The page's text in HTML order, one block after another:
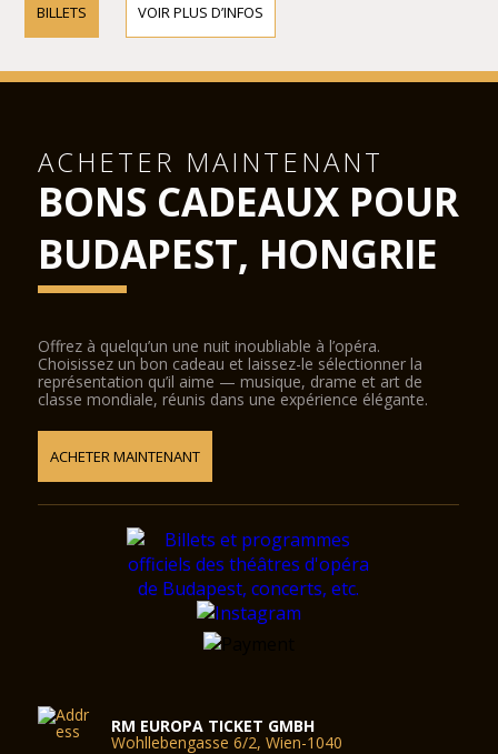
BILLETS VOIR PLUS D’INFOS
ACHETER MAINTENANT
BONS CADEAUX POUR
BUDAPEST, HONGRIE
Offrez à quelqu’un une nuit inoubliable à l’opéra.
Choisissez un bon cadeau et laissez-le sélectionner la
représentation qu’il aime — musique, drame et art de
classe mondiale, réunis dans une expérience élégante.
ACHETER MAINTENANT
RM EUROPA TICKET GMBH
Wohllebengasse 6/2, Wien-1040